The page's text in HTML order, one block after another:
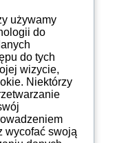
używamy
do
do tych
wizycie,
Niektórzy
wycofać swoją